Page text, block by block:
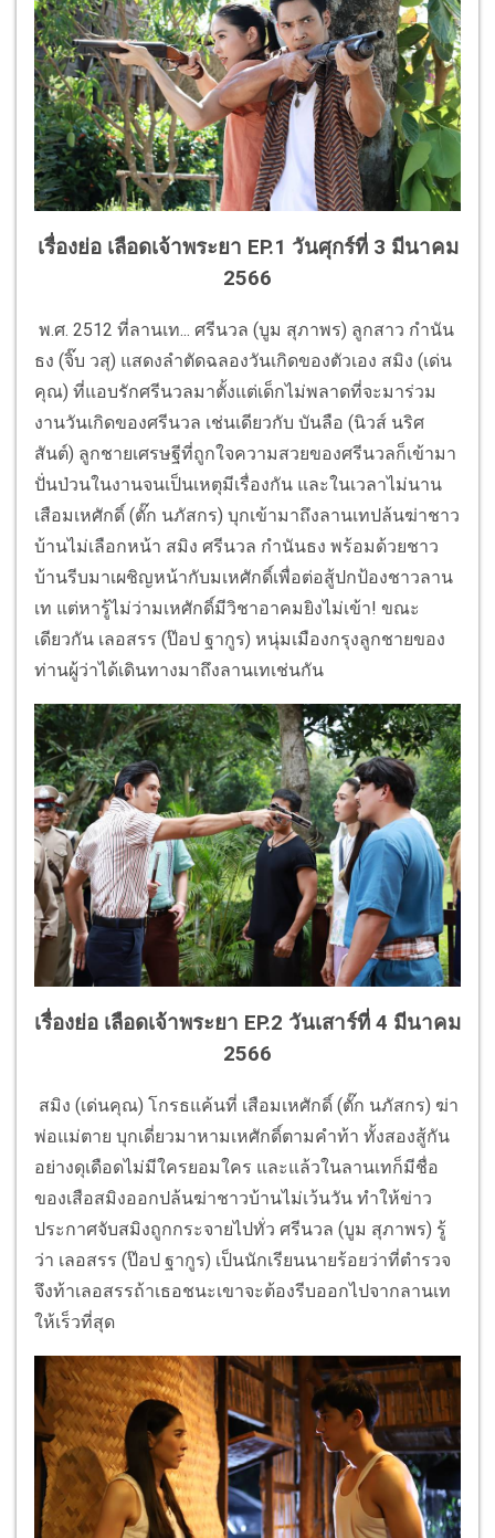
เรื่องย่อ เลือดเจ้าพระยา EP.1 วันศุกร์ที่ 3 มีนาคม
2566
พ.ศ. 2512 ที่ลานเท... ศรีนวล (บูม สุภาพร) ลูกสาว กำนัน
ธง (จิ๊บ วสุ) แสดงลำตัดฉลองวันเกิดของตัวเอง สมิง (เด่น
คุณ) ที่แอบรักศรีนวลมาตั้งแต่เด็กไม่พลาดที่จะมาร่วม
งานวันเกิดของศรีนวล เช่นเดียวกับ บันลือ (นิวส์ นริศ
สันต์) ลูกชายเศรษฐีที่ถูกใจความสวยของศรีนวลก็เข้ามา
ปั่นป่วนในงานจนเป็นเหตุมีเรื่องกัน และในเวลาไม่นาน
เสือมเหศักดิ์ (ตั๊ก นภัสกร) บุกเข้ามาถึงลานเทปล้นฆ่าชาว
บ้านไม่เลือกหน้า สมิง ศรีนวล กำนันธง พร้อมด้วยชาว
บ้านรีบมาเผชิญหน้ากับมเหศักดิ์เพื่อต่อสู้ปกป้องชาวลาน
เท แต่หารู้ไม่ว่ามเหศักดิ์มีวิชาอาคมยิงไม่เข้า! ขณะ
เดียวกัน เลอสรร (ป๊อป ฐากูร) หนุ่มเมืองกรุงลูกชายของ
ท่านผู้ว่าได้เดินทางมาถึงลานเทเช่นกัน
เรื่องย่อ เลือดเจ้าพระยา EP.2 วันเสาร์ที่ 4 มีนาคม
2566
สมิง (เด่นคุณ) โกรธแค้นที่ เสือมเหศักดิ์ (ตั๊ก นภัสกร) ฆ่า
พ่อแม่ตาย บุกเดี่ยวมาหามเหศักดิ์ตามคำท้า ทั้งสองสู้กัน
อย่างดุเดือดไม่มีใครยอมใคร และแล้วในลานเทก็มีชื่อ
ของเสือสมิงออกปล้นฆ่าชาวบ้านไม่เว้นวัน ทำให้ข่าว
ประกาศจับสมิงถูกกระจายไปทั่ว ศรีนวล (บูม สุภาพร) รู้
ว่า เลอสรร (ป๊อป ฐากูร) เป็นนักเรียนนายร้อยว่าที่ตำรวจ
จึงท้าเลอสรรถ้าเธอชนะเขาจะต้องรีบออกไปจากลานเท
ให้เร็วที่สุด